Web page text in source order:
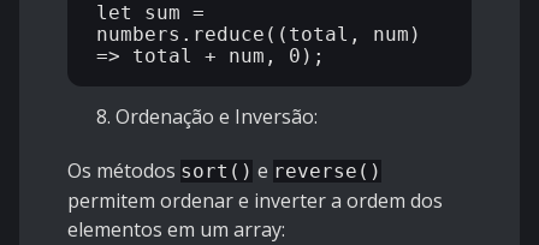
let sum =
numbers.reduce((total, num)
Ordenação e Inversão:
Os métodos sort() e reverse()
permitem ordenar e inverter a ordem dos
elementos em um array: